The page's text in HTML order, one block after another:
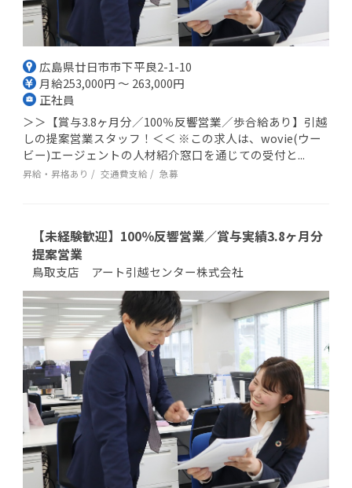
広島県廿日市市下平良2-1-10
月給253,000円 ～ 263,000円
正社員
＞＞【賞与3.8ヶ月分／100％反響営業／歩合給あり】引越
しの提案営業スタッフ！＜＜ ※この求人は、wovie(ウー
ビー)エージェントの人材紹介窓口を通じての受付と...
昇給・昇格あり 交通費支給 急募
【未経験歓迎】100％反響営業／賞与実績3.8ヶ月分
提案営業
鳥取支店 アート引越センター株式会社